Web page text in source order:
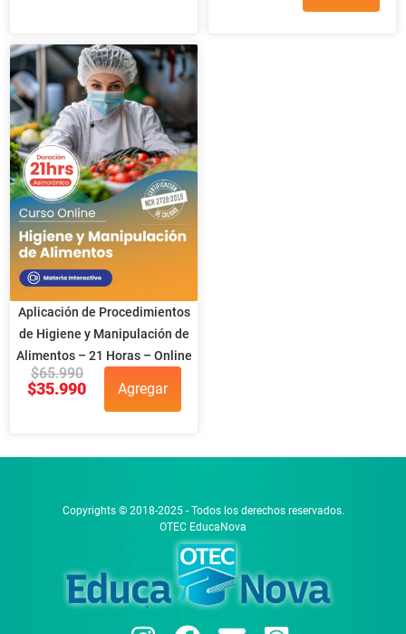
Aplicación de Procedimientos
de Higiene y Manipulación de
Alimentos – 21 Horas – Online
$65.990
$35.990 Agregar
Copyrights © 2018-2025 - Todos los derechos reservados.
OTEC EducaNova